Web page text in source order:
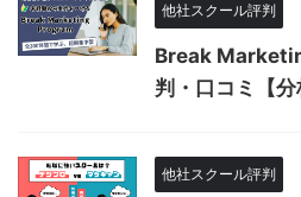
他社スクール評判
Break
判・口コミ【分
他社スクール評判